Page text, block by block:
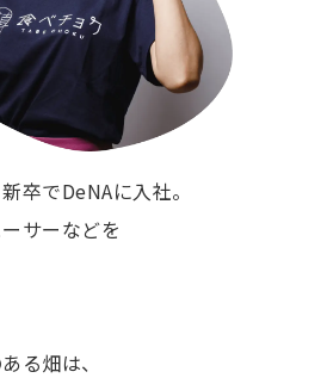
卒でDeNAに入社。
サーなどを
る畑は、